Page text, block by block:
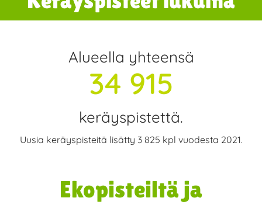
Alueella yhteensä
keräyspistettä.
34 915
Uusia keräyspisteitä lisätty 3 825 kpl vuodesta 2021.
Ekopisteiltä ja